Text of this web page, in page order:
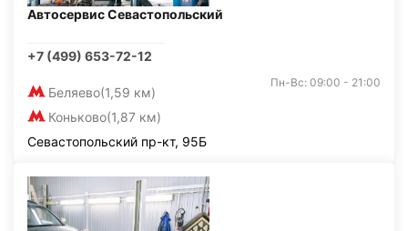
Автосервис Севастопольский
+7 (499) 653-72-12
Беляево(1,59 км)
Коньково(1,87 км)
Пн-Вс: 09:00 - 21:00
Севастопольский пр-кт, 95Б